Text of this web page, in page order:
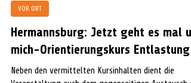
Extern
19. Juni
1 Min. Lesezeit
VOR ORT
mich-Orientierungskurs Entlastung